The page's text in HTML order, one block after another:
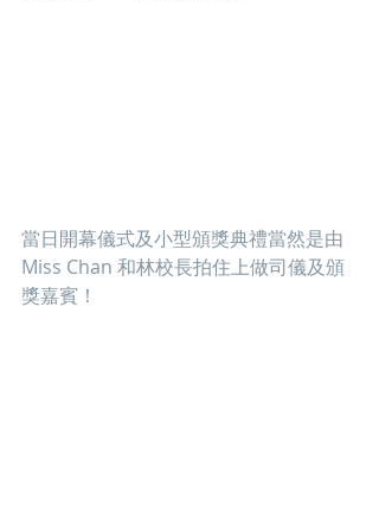
當日開幕儀式及小型頒獎典禮當然是由
Miss Chan 和林校長拍住上做司儀及頒
獎嘉賓！